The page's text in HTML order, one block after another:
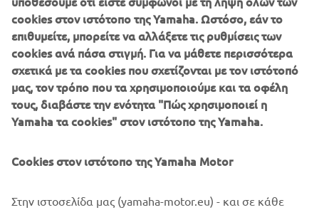
cookies στον ιστότοπο της Yamaha. Ωστόσο, εάν το
επιθυμείτε, μπορείτε να αλλάξετε τις ρυθμίσεις των
cookies ανά πάσα στιγμή. Για να μάθετε περισσότερα
σχετικά με τα cookies που σχετίζονται με τον ιστότοπό
μας, τον τρόπο που τα χρησιμοποιούμε και τα οφέλη
τους, διαβάστε την ενότητα "Πώς χρησιμοποιεί η
Yamaha τα cookies" στον ιστότοπο της Yamaha.
Cookies στον ιστότοπο της Yamaha Motor
Στην ιστοσελίδα μας (yamaha-motor.eu) - και σε κάθε